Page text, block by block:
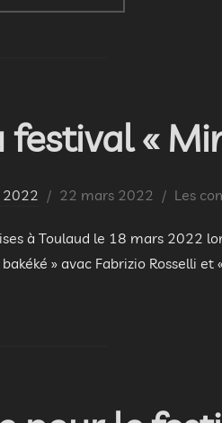
festival «
2022
Publié
22 mars 2022 Les
à Toulaud le 18 mars 2022
» avac Fabrizio Rosselli